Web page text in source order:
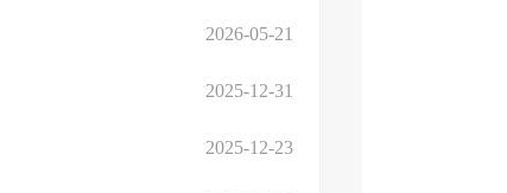
2026-05-21
2025-12-31
2025-12-23